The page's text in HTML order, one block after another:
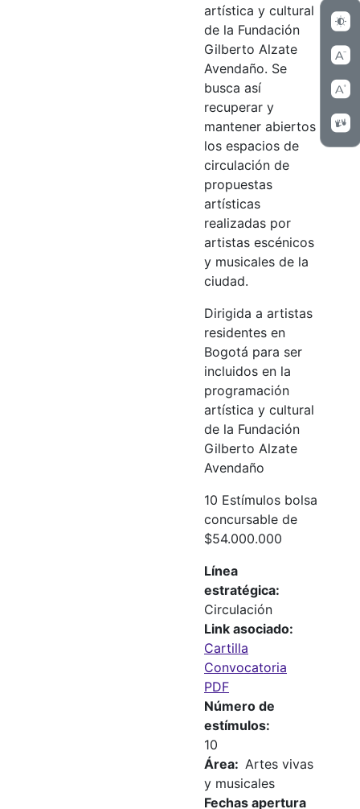
artística y cultural
de la Fundación
Gilberto Alzate
Avendaño. Se
busca así
recuperar y
mantener abiertos
los espacios de
circulación de
propuestas
artísticas
realizadas por
artistas escénicos
y musicales de la
ciudad.
Dirigida a artistas
residentes en
Bogotá para ser
incluidos en la
programación
artística y cultural
de la Fundación
Gilberto Alzate
Avendaño
10 Estímulos bolsa
concursable de
$54.000.000
Línea
estratégica
Circulación
Link asociado
Cartilla
Convocatoria
PDF
Número de
estímulos
10
Área
Artes vivas
y musicales
Fechas apertura